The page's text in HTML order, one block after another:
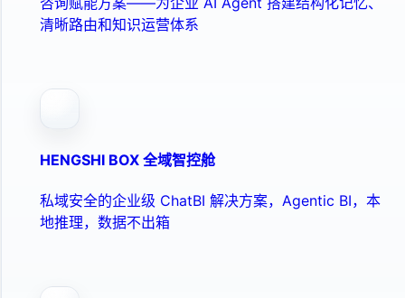
清晰路由和知识运营体系
HENGSHI BOX 全域智控舱
私域安全的企业级 ChatBI 解决方案，Agentic BI，本
地推理，数据不出箱